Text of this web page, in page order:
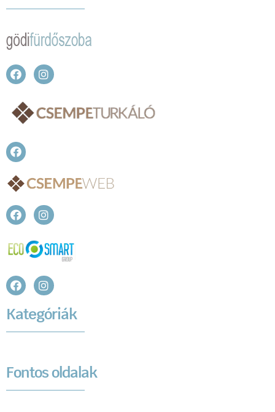
Kategóriák
Fontos oldalak